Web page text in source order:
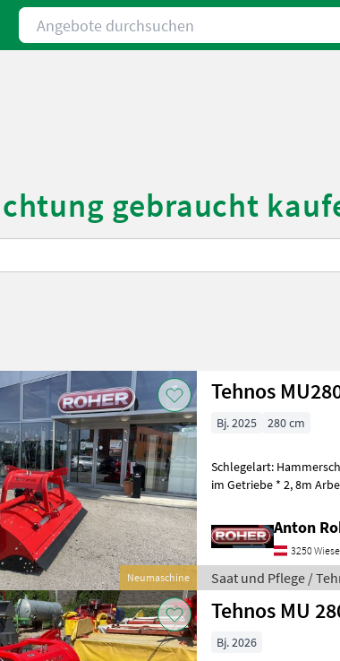
Angebote durchsuchen
gebraucht
Neumaschine
Tehnos
Bj. 2025 280 cm
Schlegelart:
im Getriebe * 2, 8m
Anton
3250
Saat und Pflege /
Tehnos MU
Bj. 2026